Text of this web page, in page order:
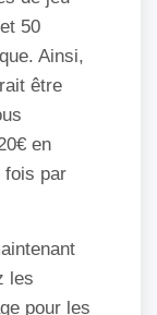
50
Ainsi,
être
en
fois par
les
pour les